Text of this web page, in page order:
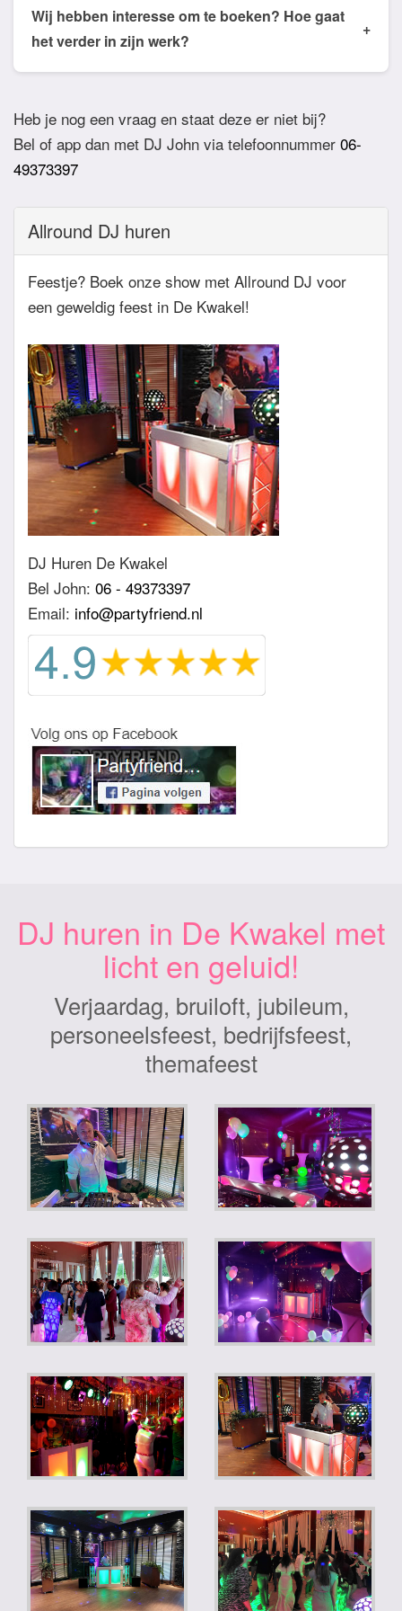
de email of app welke nummers of stijlen jullie niet
willen horen. De DJ houdt daar dan rekening mee.
Wij hebben interesse om te boeken? Hoe gaat
het verder in zijn werk?
+
zodat het feest definitief geboekt is. Wij vragen
overigens geen aanbetaling. Tegen die dat het
feest eraan komt zullen we nog even contact
hebben betreft de muziekwensen en de planning
van de avond. Daarnaast zijn wij altijd bereikbaar
zowel telefonisch, via e-mail of de app.
Heb je nog een vraag en staat deze er niet bij?
Bel of app dan met DJ John via telefoonnummer 06-
49373397
Allround DJ huren
Feestje? Boek onze show met Allround DJ voor
een geweldig feest in De Kwakel!
DJ Huren De Kwakel
Bel John: 06 - 49373397
Email: info@partyfriend.nl
DJ huren in De Kwakel met
licht en geluid!
Verjaardag, bruiloft, jubileum,
personeelsfeest, bedrijfsfeest,
themafeest